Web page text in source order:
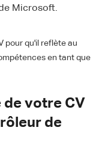
Microsoft.
pour qu'il reflète au
en tant que
votre CV
de